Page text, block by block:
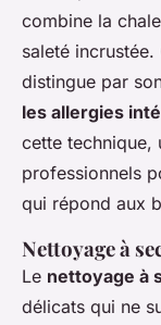
combine la
saleté
distingue par
les allergies
cette technique,
professionnels
qui répond aux
Nettoyage à
Le nettoyage à
délicats qui ne